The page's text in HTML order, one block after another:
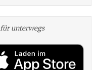
unterwegs